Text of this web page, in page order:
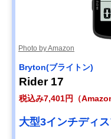
Photo by Amazon
Bryton(ブライトン)
Rider 17
税込み7,401円（
大型3インチディ